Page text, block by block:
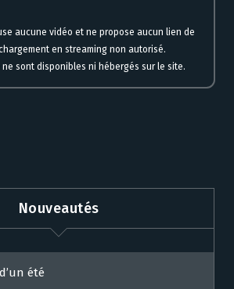
aucune vidéo et ne propose aucun lien de
en streaming non autorisé.
ne sont disponibles ni hébergés sur le site.
Nouveautés
été